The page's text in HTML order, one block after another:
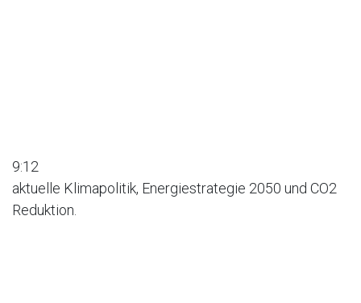
9:12
aktuelle Klimapolitik, Energiestrategie 2050 und CO2
Reduktion.